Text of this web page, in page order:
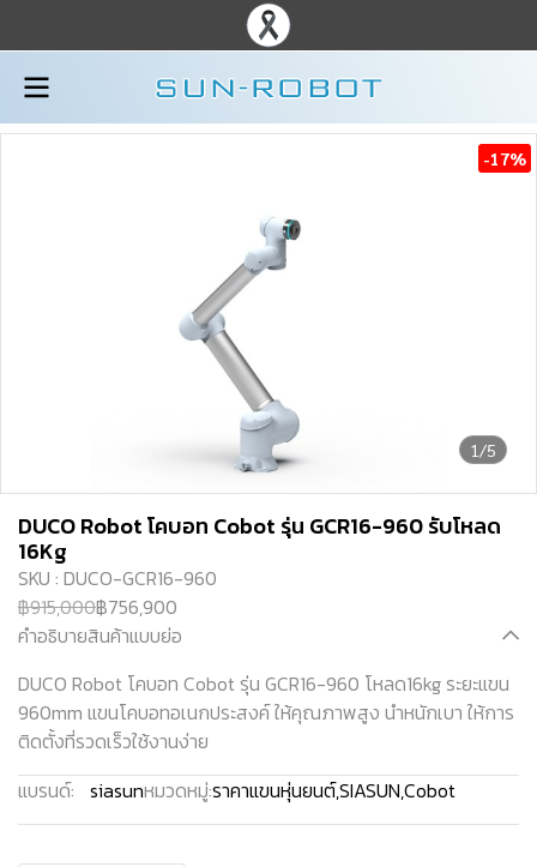
1/5
-17%
DUCO Robot โคบอท Cobot รุ่น GCR16-960 รับโหลด
16Kg
SKU : DUCO-GCR16-960
฿915,000฿756,900
คำอธิบายสินค้าแบบย่อ
DUCO Robot โคบอท Cobot รุ่น GCR16-960 โหลด16kg ระยะแขน
960mm แขนโคบอทอเนกประสงค์ ให้คุณภาพสูง นำหนักเบา ให้การ
ติดตั้งที่รวดเร็วใช้งานง่าย
แบรนด์: siasunหมวดหมู่:ราคาแขนหุ่นยนต์,SIASUN,Cobot